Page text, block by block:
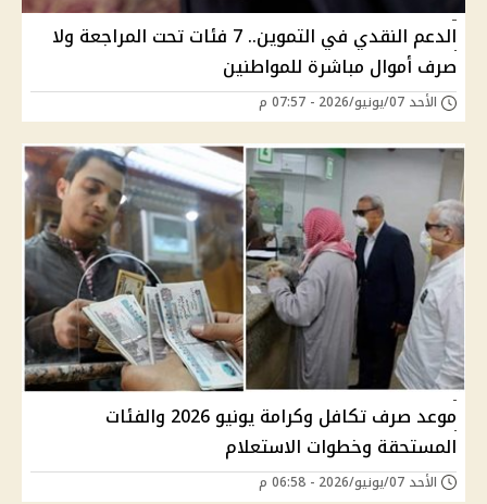
الدعم النقدي في التموين.. 7 فئات تحت المراجعة ولا
صرف أموال مباشرة للمواطنين
الأحد 07/يونيو/2026 - 07:57 م
موعد صرف تكافل وكرامة يونيو 2026 والفئات
المستحقة وخطوات الاستعلام
الأحد 07/يونيو/2026 - 06:58 م